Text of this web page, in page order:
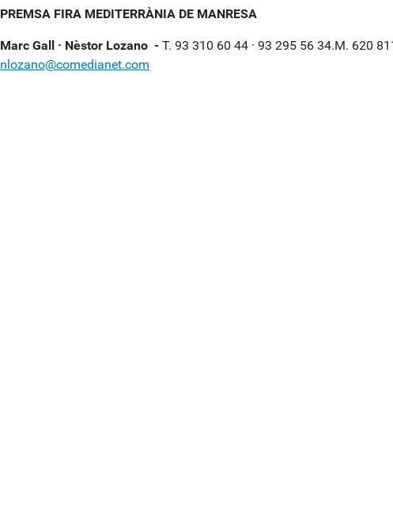
PREMSA FIRA MEDITERRÀNIA DE MANRESA
Marc Gall · Nèstor Lozano - T. 93 310 60 44 · 93 295 56 34.M. 620
nlozano@comedianet.com